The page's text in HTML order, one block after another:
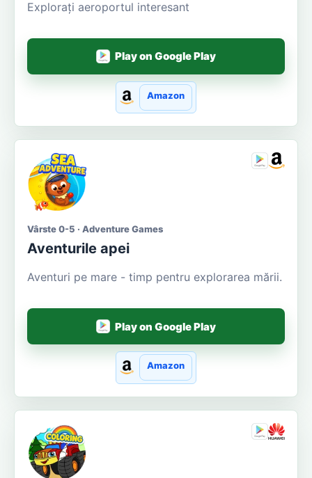
Explorați aeroportul interesant
Play on Google Play
Amazon
Vârste 0-5 · Adventure Games
Aventurile apei
Aventuri pe mare - timp pentru explorarea mării.
Play on Google Play
Amazon